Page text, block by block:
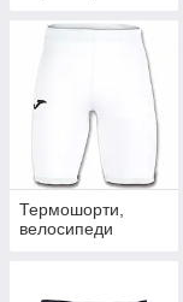
Термошорти,
велосипеди